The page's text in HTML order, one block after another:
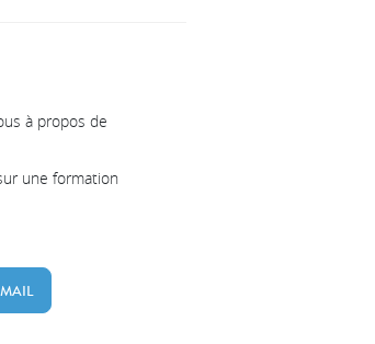
à propos de
une formation